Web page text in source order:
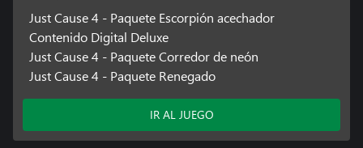
Just Cause 4 - Paquete Escorpión acechador
Contenido Digital Deluxe
Just Cause 4 - Paquete Corredor de neón
Just Cause 4 - Paquete Renegado
IR AL JUEGO